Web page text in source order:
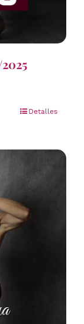
Detalles